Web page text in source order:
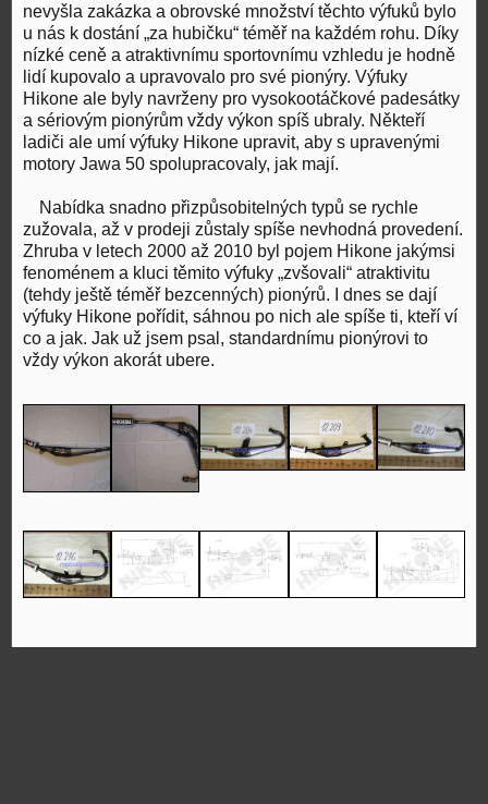
nevyšla zakázka a obrovské množství těchto výfuků bylo
u nás k dostání „za hubičku“ téměř na každém rohu. Díky
nízké ceně a atraktivnímu sportovnímu vzhledu je hodně
lidí kupovalo a upravovalo pro své pionýry. Výfuky
Hikone ale byly navrženy pro vysokootáčkové padesátky
a sériovým pionýrům vždy výkon spíš ubraly. Někteří
ladiči ale umí výfuky Hikone upravit, aby s upravenými
motory Jawa 50 spolupracovaly, jak mají.
Nabídka snadno přizpůsobitelných typů se rychle
zužovala, až v prodeji zůstaly spíše nevhodná provedení.
Zhruba v letech 2000 až 2010 byl pojem Hikone jakýmsi
fenoménem a kluci těmito výfuky „zvšovali“ atraktivitu
(tehdy ještě téměř bezcenných) pionýrů. I dnes se dají
výfuky Hikone pořídit, sáhnou po nich ale spíše ti, kteří ví
co a jak. Jak už jsem psal, standardnímu pionýrovi to
vždy výkon akorát ubere.